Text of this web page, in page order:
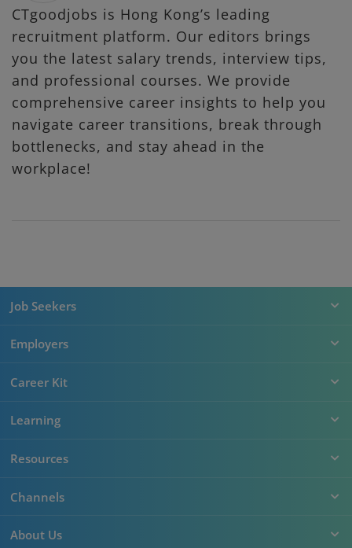
CTgoodjobs is Hong Kong’s leading
recruitment platform. Our editors brings
you the latest salary trends, interview tips,
and professional courses. We provide
comprehensive career insights to help you
navigate career transitions, break through
bottlenecks, and stay ahead in the
workplace!
Job Seekers
Employers
Career Kit
Learning
Resources
Channels
About Us